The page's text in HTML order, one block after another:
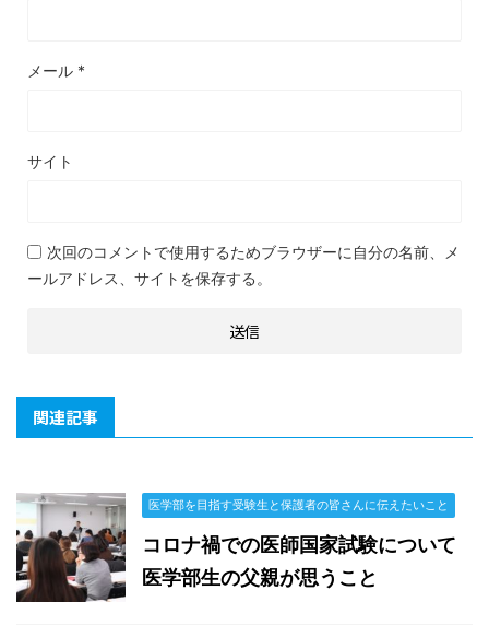
メール *
サイト
次回のコメントで使用するためブラウザーに自分の名前、メ
ールアドレス、サイトを保存する。
関連記事
医学部を目指す受験生と保護者の皆さんに伝えたいこと
コロナ禍での医師国家試験について
医学部生の父親が思うこと